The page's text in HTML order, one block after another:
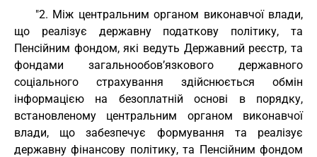
"2. Між центральним органом виконавчої влади,
що реалізує державну податкову політику, та
Пенсійним фондом, які ведуть Державний реєстр, та
фондами загальнообов’язкового державного
соціального страхування здійснюється обмін
інформацією на безоплатній основі в порядку,
встановленому центральним органом виконавчої
влади, що забезпечує формування та реалізує
державну фінансову політику, та Пенсійним фондом